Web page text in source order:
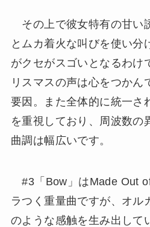
その上で彼女特有の甘い
とムカ着火な叫びを使い分
がクセがスゴいとなるわけ
リスマスの声は心をつかん
要因。また全体的に統一さ
を重視しており、周波数の
曲調は幅広いです。
#3「Bow」はMade Out
ラつく重量曲ですが、オル
のような感触を生み出して